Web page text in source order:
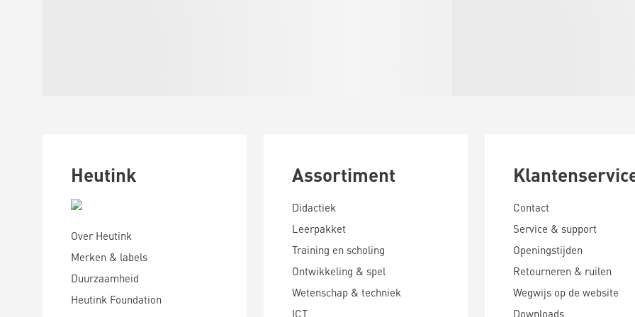
Heutink
Over Heutink
Merken & labels
Duurzaamheid
Heutink Foundation
Assortiment
Didactiek
Leerpakket
Training en scholing
Ontwikkeling & spel
Wetenschap & techniek
ICT
Contact
Service & support
Openingstijden
Retourneren & ruilen
Wegwijs op de website
Downloads